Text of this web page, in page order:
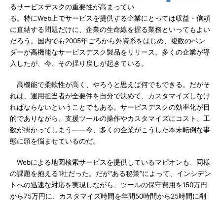
るサービスデスクの重要性が高まってい
る。特にWeb上でサービスを提供する企業にとっては収益・信頼
に直結する問題だけに、企業の生命線を握る業務といってもよい
だろう。国内でも2005年ごろから外資系をはじめ、複数のベン
ダーが高機能なサービスデスク製品をリリース。多くの企業が導
入したが、今、その揺り戻しが起きている。
高機能で柔軟性が高く、やろうと思えば何でもできる。だがそ
れは、運用担当者が全要件を自分で決めて、カスタマイズしなけ
ればならないということでもある。サービスデスクの効率化が目
的でありながら、支援ツールの操作やカスタマイズにコスト、工
数が掛かってしまう――今、多くの企業がこうした本末転倒な事
態に頭を悩ませているのだ。
Webによる地図検索サービスを提供しているマピオンも、同様
の課題を抱える1社だった。だが“ある秘策”によって、インシデン
トへの迅速な対応を実現しながら、ツールの保守費用を150万円
から75万円に、カスタマイズ時間を年間50時間から25時間に削